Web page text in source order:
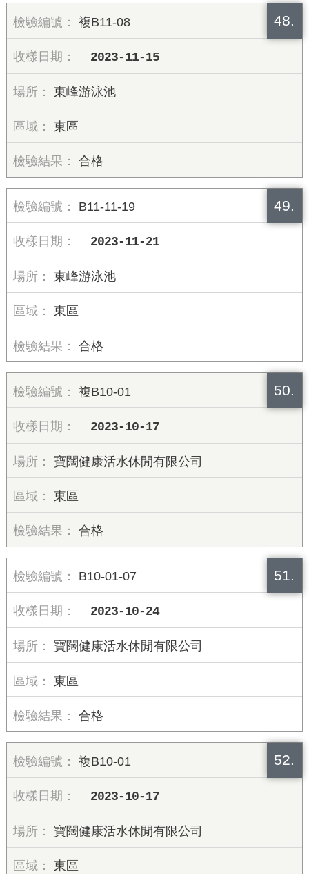
48.
複B11-08
2023-11-15
東峰游泳池
東區
合格
49.
B11-11-19
2023-11-21
東峰游泳池
東區
合格
50.
複B10-01
2023-10-17
寶闊健康活水休閒有限公司
東區
合格
51.
B10-01-07
2023-10-24
寶闊健康活水休閒有限公司
東區
合格
52.
複B10-01
2023-10-17
寶闊健康活水休閒有限公司
東區